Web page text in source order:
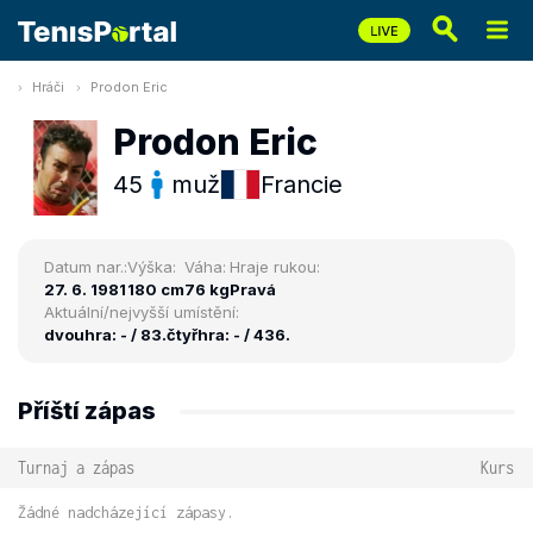
Hráči Prodon Eric
Prodon Eric
45 muž Francie
Datum nar.:
27. 6. 1981
Výška:
180 cm
Váha:
76 kg
Hraje rukou:
Pravá
Aktuální/nejvyšší umístění:
dvouhra: - / 83.čtyřhra: - / 436.
Příští zápas
Turnaj a zápas Kurs
Žádné nadcházející zápasy.